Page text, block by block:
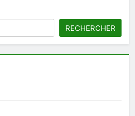
RECHERCHER